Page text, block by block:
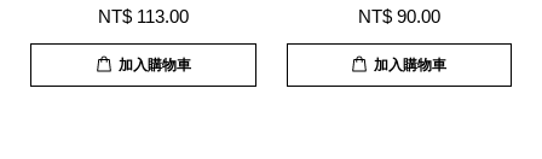
NT$ 113.00
加入購物車
NT$ 90.00
加入購物車